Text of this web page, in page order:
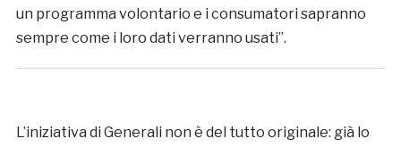
un programma volontario e i consumatori sapranno
sempre come i loro dati verranno usati”.
L’iniziativa di Generali non è del tutto originale: già lo